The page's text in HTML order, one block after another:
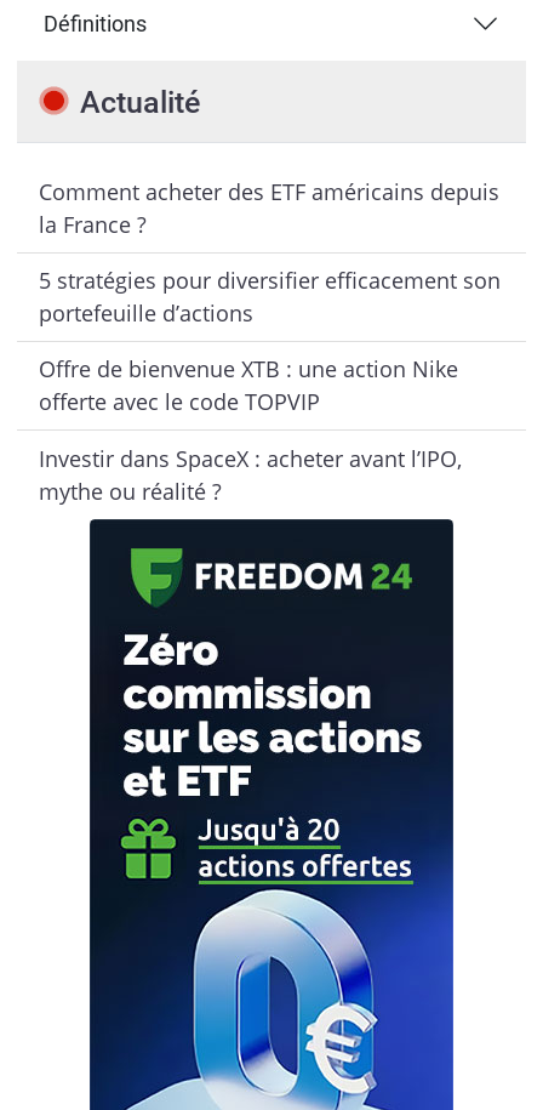
Définitions
Actualité
Comment acheter des ETF américains depuis
la France ?
5 stratégies pour diversifier efficacement son
portefeuille d’actions
Offre de bienvenue XTB : une action Nike
offerte avec le code TOPVIP
Investir dans SpaceX : acheter avant l’IPO,
mythe ou réalité ?